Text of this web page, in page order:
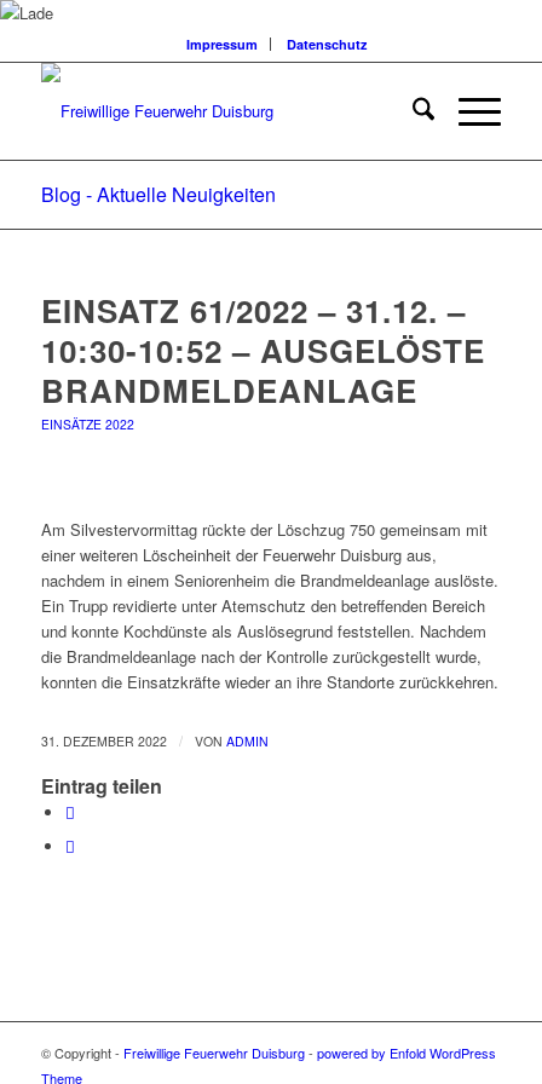
Impressum Datenschutz
Blog - Aktuelle Neuigkeiten
EINSATZ 61/2022 – 31.12. –
10:30-10:52 – AUSGELÖSTE
BRANDMELDEANLAGE
EINSÄTZE 2022
Am Silvestervormittag rückte der Löschzug 750 gemeinsam mit
einer weiteren Löscheinheit der Feuerwehr Duisburg aus,
nachdem in einem Seniorenheim die Brandmeldeanlage auslöste.
Ein Trupp revidierte unter Atemschutz den betreffenden Bereich
und konnte Kochdünste als Auslösegrund feststellen. Nachdem
die Brandmeldeanlage nach der Kontrolle zurückgestellt wurde,
konnten die Einsatzkräfte wieder an ihre Standorte zurückkehren.
31. DEZEMBER 2022 / VON ADMIN
Eintrag teilen
© Copyright - Freiwillige Feuerwehr Duisburg- powered by Enfold WordPress
Theme